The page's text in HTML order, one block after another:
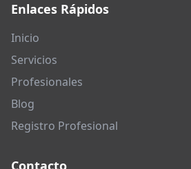
Enlaces Rápidos
Inicio
Servicios
Profesionales
Blog
Registro Profesional
Contacto